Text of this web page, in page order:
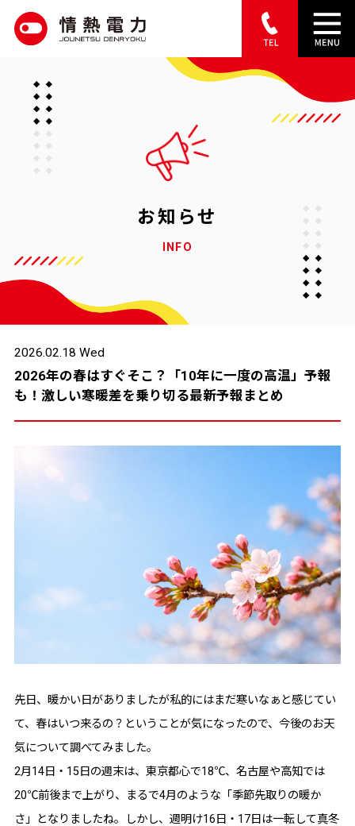
e
お知らせ
INFO
2026.02.18 Wed
2026年の春はすぐそこ？「10年に一度の高温」予報
も！激しい寒暖差を乗り切る最新予報まとめ
先日、暖かい日がありましたが私的にはまだ寒いなぁと感じてい
て、春はいつ来るの？ということが気になったので、今後のお天
気について調べてみました。
2月14日・15日の週末は、東京都心で18℃、名古屋や高知では
20℃前後まで上がり、まるで4月のような「季節先取りの暖か
さ」となりましたね。しかし、週明け16日・17日は一転して真冬